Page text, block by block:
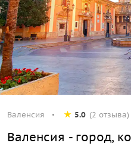
Валенсия 5.0 (2 отзыва)
Валенсия - город,